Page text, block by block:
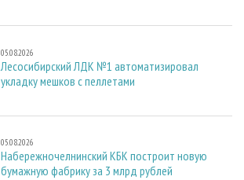
05.08.2026
Лесосибирский ЛДК №1 автоматизировал
укладку мешков с пеллетами
05.08.2026
Набережночелнинский КБК построит новую
бумажную фабрику за 3 млрд рублей